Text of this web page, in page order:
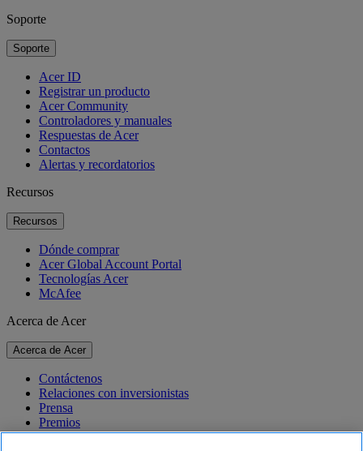
Soporte
Soporte
Acer ID
Registrar un producto
Acer Community
Controladores y manuales
Respuestas de Acer
Contactos
Alertas y recordatorios
Recursos
Recursos
Dónde comprar
Acer Global Account Portal
Tecnologías Acer
McAfee
Acerca de Acer
Acerca de Acer
Contáctenos
Relaciones con inversionistas
Prensa
Premios
Eventos